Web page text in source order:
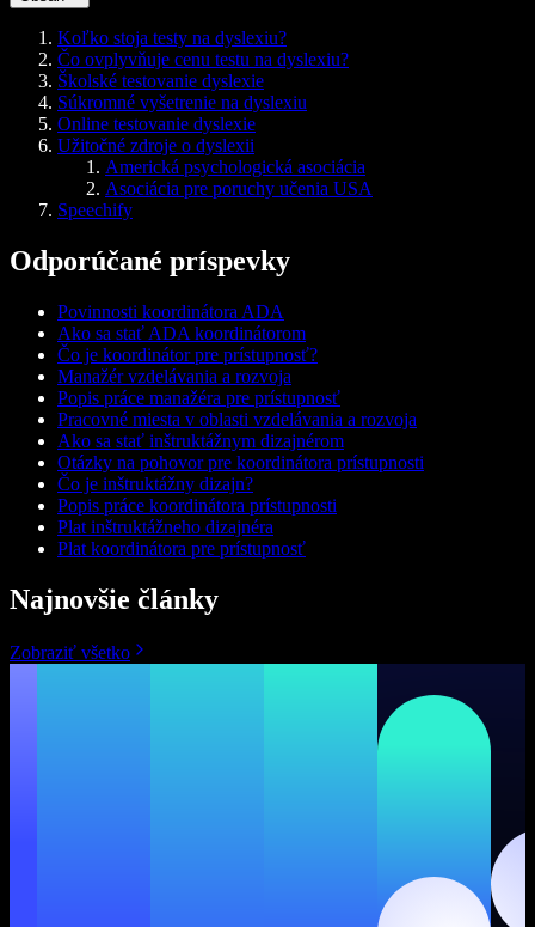
Koľko stoja testy na dyslexiu?
Čo ovplyvňuje cenu testu na dyslexiu?
Školské testovanie dyslexie
Súkromné vyšetrenie na dyslexiu
Online testovanie dyslexie
Užitočné zdroje o dyslexii
Americká psychologická asociácia
Asociácia pre poruchy učenia USA
Speechify
Odporúčané príspevky
Povinnosti koordinátora ADA
Ako sa stať ADA koordinátorom
Čo je koordinátor pre prístupnosť?
Manažér vzdelávania a rozvoja
Popis práce manažéra pre prístupnosť
Pracovné miesta v oblasti vzdelávania a rozvoja
Ako sa stať inštruktážnym dizajnérom
Otázky na pohovor pre koordinátora prístupnosti
Čo je inštruktážny dizajn?
Popis práce koordinátora prístupnosti
Plat inštruktážneho dizajnéra
Plat koordinátora pre prístupnosť
Najnovšie články
Zobraziť všetko